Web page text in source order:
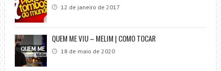
12 de janeiro de 2017
QUEM ME VIU – MELIM | COMO TOCAR
18 de maio de 2020